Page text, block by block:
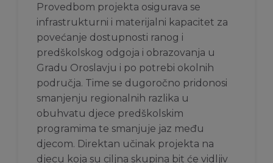
Provedbom projekta osigurava se
infrastrukturni i materijalni kapacitet za
povećanje dostupnosti ranog i
predškolskog odgoja i obrazovanja u
Gradu Oroslavju i po potrebi okolnih
područja. Time se dugoročno pridonosi
smanjenju regionalnih razlika u
obuhvatu djece predškolskim
programima te smanjuje jaz među
djecom. Direktan učinak projekta na
djecu koja su ciljna skupina bit će vidljiv